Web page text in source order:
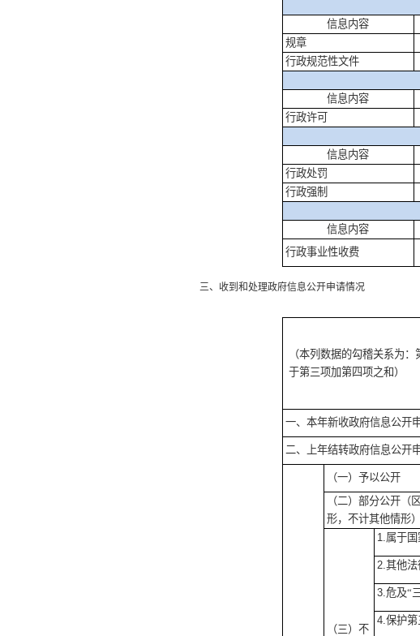
信息内容
规章
行政规范性文件
信息内容
行政许可
信息内容
行政处罚
行政强制
信息内容
行政事业性收费
三、收到和处理政府信息公开申请情况
（本列数据的勾稽关系为
于第三项加第四项之和）
一、本年新收政府信息公开
二、上年结转政府信息公开
（一）予以公开
（二）部分公开 （
形，不计其他情形）
（三）不
1.属于
2.其他
3.危及“
4.保护